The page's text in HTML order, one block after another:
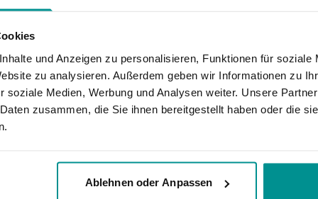
und Anzeigen zu personalisieren, Funktionen für soziale
zu analysieren. Außerdem geben wir Informationen zu
soziale Medien, Werbung und Analysen weiter. Unsere
zusammen, die Sie ihnen bereitgestellt haben oder die
Ablehnen oder Anpassen
Dieses Video haben wir im